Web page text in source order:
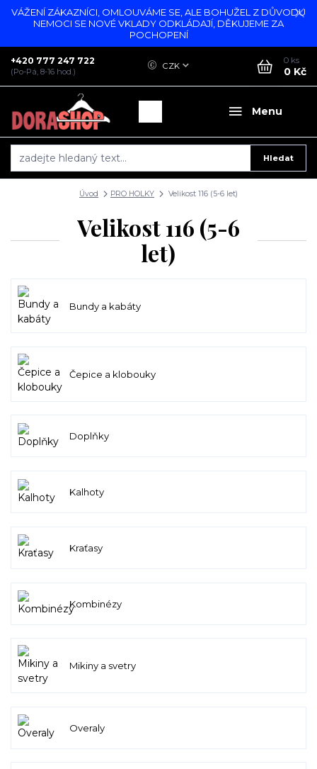
VÁŽENÍ ZÁKAZNÍCI, OMLOUVÁME SE, ALE BOHUŽEL Z DŮVODU
NEMOCI SE NOVÉ VKLADY ODKLÁDAJÍ, DĚKUJEME ZA
POCHOPENÍ
Menu
CZK
Hledat
+420 777 247 722
(Po-Pá, 8-16 hod.)
0 ks
0 Kč
Úvod PRO HOLKY Velikost 116 (5-6 let)
Velikost 116 (5-6
let)
Bundy a kabáty
Čepice a klobouky
Doplňky
Kalhoty
Kraťasy
Kombinézy
Mikiny a svetry
Overaly